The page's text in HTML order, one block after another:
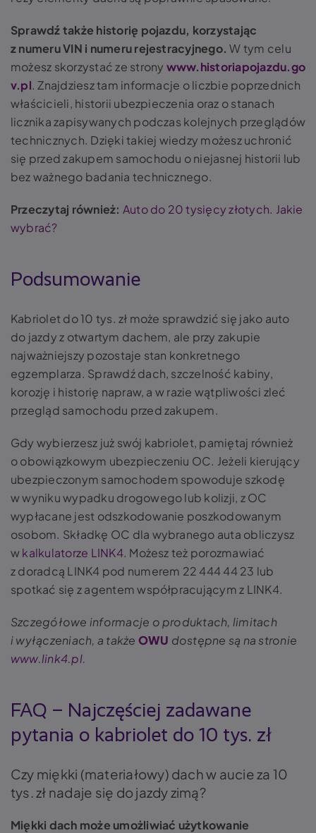
Sprawdź także historię pojazdu, korzystając
z numeru VIN i numeru rejestracyjnego. W tym celu
możesz skorzystać ze strony www.historiapojazdu.go
v.pl. Znajdziesz tam informacje o liczbie poprzednich
właścicieli, historii ubezpieczenia oraz o stanach
licznika zapisywanych podczas kolejnych przeglądów
technicznych. Dzięki takiej wiedzy możesz uchronić
się przed zakupem samochodu o niejasnej historii lub
bez ważnego badania technicznego.
Przeczytaj również: Auto do 20 tysięcy złotych. Jakie
wybrać?
Podsumowanie
Kabriolet do 10 tys. zł może sprawdzić się jako auto
do jazdy z otwartym dachem, ale przy zakupie
najważniejszy pozostaje stan konkretnego
egzemplarza. Sprawdź dach, szczelność kabiny,
korozję i historię napraw, a w razie wątpliwości zleć
przegląd samochodu przed zakupem.
Gdy wybierzesz już swój kabriolet, pamiętaj również
o obowiązkowym ubezpieczeniu OC. Jeżeli kierujący
ubezpieczonym samochodem spowoduje szkodę
w wyniku wypadku drogowego lub kolizji, z OC
wypłacane jest odszkodowanie poszkodowanym
osobom. Składkę OC dla wybranego auta obliczysz
wkalkulatorze LINK4. Możesz też porozmawiać
z doradcą LINK4 pod numerem 22 444 44 23 lub
spotkać się z agentem współpracującym z LINK4.
Szczegółowe informacje o produktach, limitach
i wyłączeniach, a także OWU dostępne są na stronie
www.link4.pl.
FAQ – Najczęściej zadawane
pytania o kabriolet do 10 tys. zł
Czy miękki (materiałowy) dach w aucie za 10
tys. zł nadaje się do jazdy zimą?
Miękki dach może umożliwiać użytkowanie